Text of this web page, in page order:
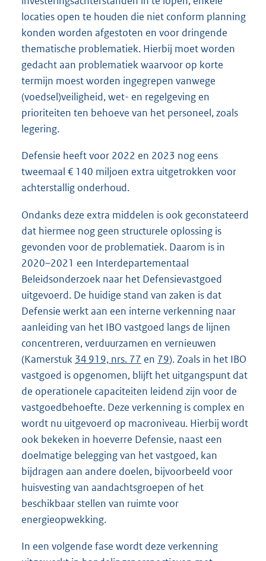
locaties open te houden die niet conform planning
konden worden afgestoten en voor dringende
thematische problematiek. Hierbij moet worden
gedacht aan problematiek waarvoor op korte
termijn moest worden ingegrepen vanwege
(voedsel)veiligheid, wet- en regelgeving en
prioriteiten ten behoeve van het personeel, zoals
legering.
Defensie heeft voor 2022 en 2023 nog eens
tweemaal € 140 miljoen extra uitgetrokken voor
achterstallig onderhoud.
Ondanks deze extra middelen is ook geconstateerd
dat hiermee nog geen structurele oplossing is
gevonden voor de problematiek. Daarom is in
2020–2021 een Interdepartementaal
Beleidsonderzoek naar het Defensievastgoed
uitgevoerd. De huidige stand van zaken is dat
Defensie werkt aan een interne verkenning naar
aanleiding van het IBO vastgoed langs de lijnen
concentreren, verduurzamen en vernieuwen
(Kamerstuk 34 919, nrs. 77 en 79). Zoals in het IBO
vastgoed is opgenomen, blijft het uitgangspunt dat
de operationele capaciteiten leidend zijn voor de
vastgoedbehoefte. Deze verkenning is complex en
wordt nu uitgevoerd op macroniveau. Hierbij wordt
ook bekeken in hoeverre Defensie, naast een
doelmatige belegging van het vastgoed, kan
bijdragen aan andere doelen, bijvoorbeeld voor
huisvesting van aandachtsgroepen of het
beschikbaar stellen van ruimte voor
energieopwekking.
In een volgende fase wordt deze verkenning